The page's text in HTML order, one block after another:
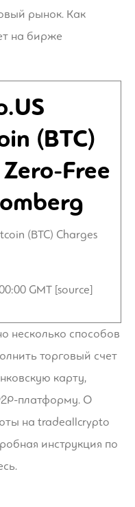
рынок. Как
на бирже
(BTC)
Free
(BTC) Charges
GMT [source]
несколько способов
торговый счет
карту,
платформу. О
на tradeallcrypto
инструкция по